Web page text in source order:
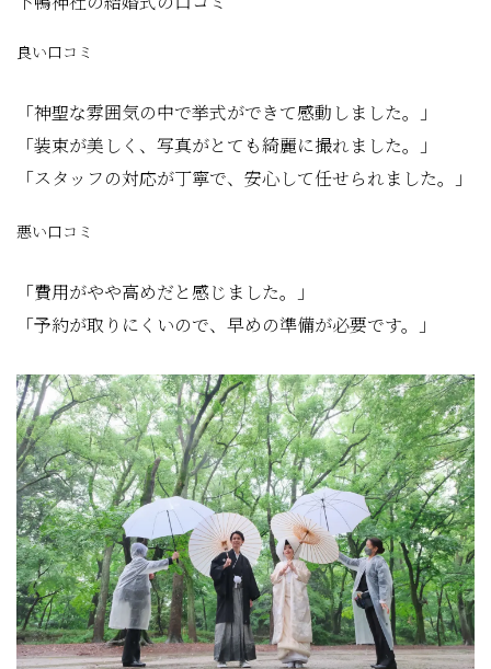
良い口コミ
「神聖な雰囲気の中で挙式ができて感動しました。」
「装束が美しく、写真がとても綺麗に撮れました。」
「スタッフの対応が丁寧で、安心して任せられました。」
悪い口コミ
「費用がやや高めだと感じました。」
「予約が取りにくいので、早めの準備が必要です。」